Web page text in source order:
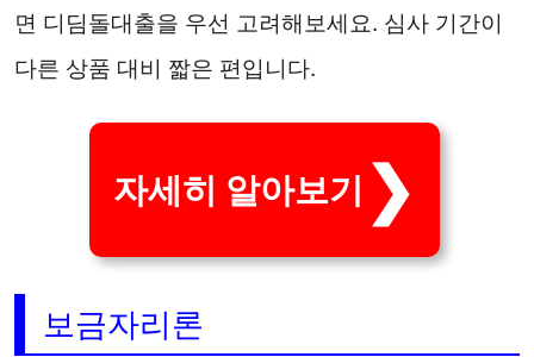
면 디딤돌대출을 우선 고려해보세요. 심사 기간이
다른 상품 대비 짧은 편입니다.
자세히 알아보기
보금자리론